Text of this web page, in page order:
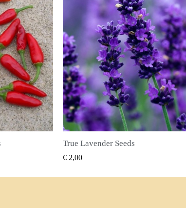
SNEL BEKIJKEN
Piment Zaden (Pimenta dioica)
€ 2,25